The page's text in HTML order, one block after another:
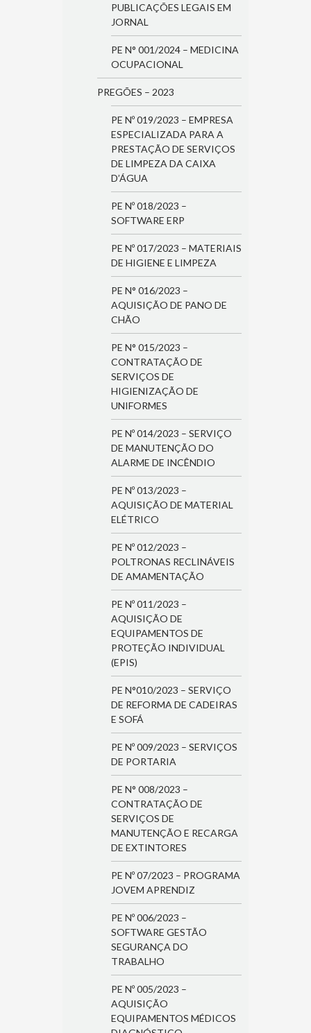
PUBLICAÇÕES LEGAIS EM
JORNAL
PE N° 001/2024 – MEDICINA
OCUPACIONAL
PREGÕES – 2023
PE Nº 019/2023 – EMPRESA
ESPECIALIZADA PARA A
PRESTAÇÃO DE SERVIÇOS
DE LIMPEZA DA CAIXA
D’ÁGUA
PE Nº 018/2023 –
SOFTWARE ERP
PE Nº 017/2023 – MATERIAIS
DE HIGIENE E LIMPEZA
PE N° 016/2023 –
AQUISIÇÃO DE PANO DE
CHÃO
PE N° 015/2023 –
CONTRATAÇÃO DE
SERVIÇOS DE
HIGIENIZAÇÃO DE
UNIFORMES
PE Nº 014/2023 – SERVIÇO
DE MANUTENÇÃO DO
ALARME DE INCÊNDIO
PE Nº 013/2023 –
AQUISIÇÃO DE MATERIAL
ELÉTRICO
PE Nº 012/2023 –
POLTRONAS RECLINÁVEIS
DE AMAMENTAÇÃO
PE Nº 011/2023 –
AQUISIÇÃO DE
EQUIPAMENTOS DE
PROTEÇÃO INDIVIDUAL
(EPIS)
PE N°010/2023 – SERVIÇO
DE REFORMA DE CADEIRAS
E SOFÁ
PE Nº 009/2023 – SERVIÇOS
DE PORTARIA
PE N° 008/2023 –
CONTRATAÇÃO DE
SERVIÇOS DE
MANUTENÇÃO E RECARGA
DE EXTINTORES
PE Nº 07/2023 – PROGRAMA
JOVEM APRENDIZ
PE Nº 006/2023 –
SOFTWARE GESTÃO
SEGURANÇA DO
TRABALHO
PE Nº 005/2023 –
AQUISIÇÃO
EQUIPAMENTOS MÉDICOS